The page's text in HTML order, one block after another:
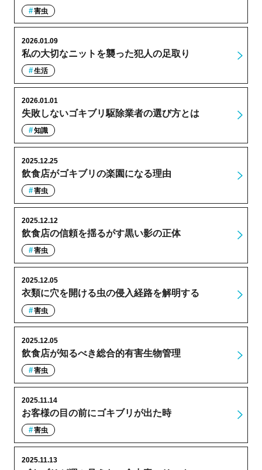
害虫
私の大切なニットを襲った犯人の足取り
2026.01.09
生活
失敗しないゴキブリ駆除業者の選び方とは
2026.01.01
知識
飲食店がゴキブリの楽園になる理由
2025.12.25
害虫
飲食店の信頼を揺るがす黒い影の正体
2025.12.12
害虫
衣類に穴を開ける虫の侵入経路を解明する
2025.12.05
害虫
飲食店が知るべき総合的有害生物管理
2025.12.05
害虫
お客様の目の前にゴキブリが出た時
2025.11.14
害虫
2025.11.13